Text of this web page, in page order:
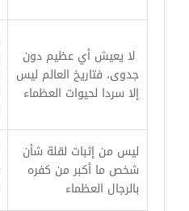
لا يعيش أي عظيم دون
جدوى، فتاريخ العالم ليس
إلا سردا لحيوات العظماء
ليس من إثبات لقلة شأن
شخص ما أكبر من كفره
بالرجال العظماء